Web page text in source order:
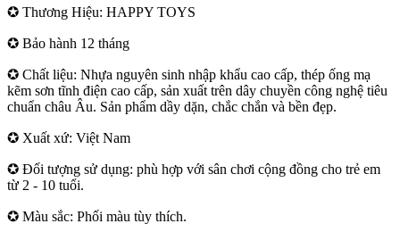
✪ Thương Hiệu: HAPPY TOYS
✪ Bảo hành 12 tháng
✪ Chất liệu: Nhựa nguyên sinh nhập khẩu cao cấp, thép ống mạ
kẽm sơn tĩnh điện cao cấp, sản xuất trên dây chuyền công nghệ tiêu
chuẩn châu Âu. Sản phẩm dầy dặn, chắc chắn và bền đẹp.
✪ Xuất xứ: Việt Nam
✪ Đối tượng sử dụng: phù hợp với sân chơi cộng đồng cho trẻ em
từ 2 - 10 tuổi.
✪ Màu sắc: Phối màu tùy thích.